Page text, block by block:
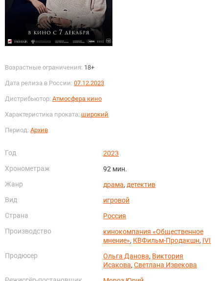
Возрастные ограничения: 18+
Дата релиза в России: 07.12.2023
Дистрибьютор: Атмосфера кино
Характеристика проката: широкий
Период: Архив
Год
2023
Хронометраж
92 мин.
Жанр
драма, детектив
Вид
игровой
Страна
Россия
Производство
кинокомпания «Общественное
мнение», КВФильм-Продакшн, IVI
Продюсер
Ольга Данова, Виктория
Исакова,Светлана Извекова